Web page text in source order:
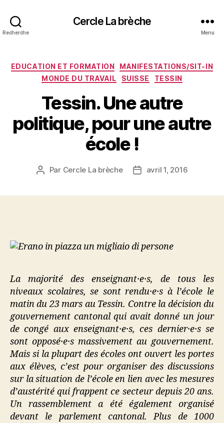
Recherche
Cercle La brèche
Menu
Catégories
EDUCATION ET FORMATION
MANIFESTATIONS/SIT-IN
MONDE DU TRAVAIL
SUISSE TESSIN
Tessin. Une autre
politique, pour une autre
école !
Auteur
Par Cercle La brèche
Dateavril 1, 2016
La majorité des enseignant·e·s, de tous les
niveaux scolaires, se sont rendu·e·s à l’école le
matin du 23 mars au Tessin. Contre la décision du
gouvernement cantonal qui avait donné un jour
de congé aux enseignant·e·s, ces dernier·e·s se
sont opposé·e·s massivement au gouvernement.
Mais si la plupart des écoles ont ouvert les portes
aux élèves, c’est pour organiser des discussions
sur la situation de l’école en lien avec les mesures
d’austérité qui frappent ce secteur depuis 20 ans.
Un rassemblement a été également organisé
devant le parlement cantonal. Plus de 1000